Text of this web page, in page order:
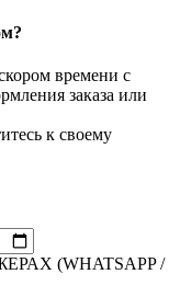
времени с
заказа или
к своему
(WHATSAPP /